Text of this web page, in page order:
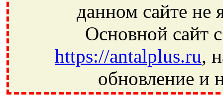
данном сайте не
Основной сайт
https://antalplus.ru,
обновление и